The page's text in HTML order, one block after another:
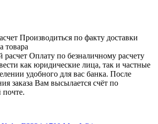
Производиться по факту доставки
товара
расчет Оплату по безналичному расчету
как юридические лица, так и частные
удобного для вас банка. После
заказа Вам высылается счёт по
почте.